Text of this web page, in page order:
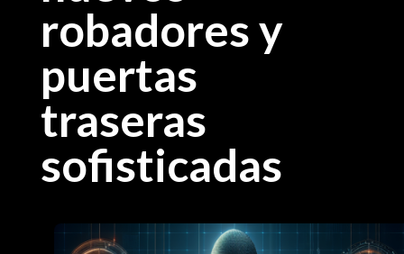
robadores y
puertas
traseras
sofisticadas